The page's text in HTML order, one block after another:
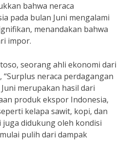
bahwa neraca
pada bulan Juni mengalami
menandakan bahwa
impor.
seorang ahli ekonomi dari
neraca perdagangan
merupakan hasil dari
produk ekspor Indonesia,
kelapa sawit, kopi, dan
juga didukung oleh kondisi
pulih dari dampak